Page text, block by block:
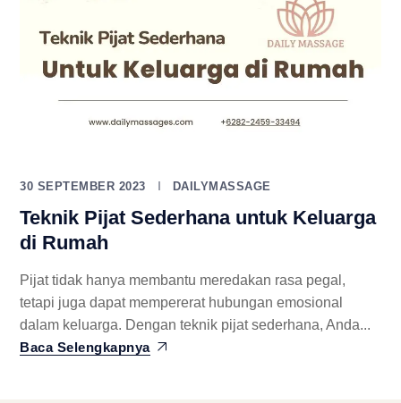
30 SEPTEMBER 2023 DAILYMASSAGE
Teknik Pijat Sederhana untuk Keluarga
di Rumah
Pijat tidak hanya membantu meredakan rasa pegal,
tetapi juga dapat mempererat hubungan emosional
dalam keluarga. Dengan teknik pijat sederhana, Anda...
Baca Selengkapnya